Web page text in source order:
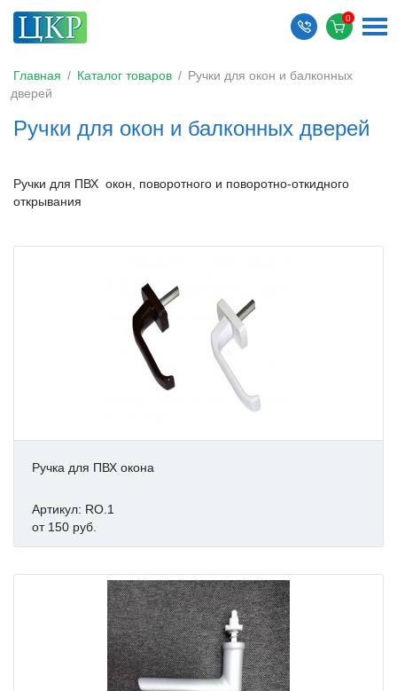
Главная / Каталог товаров / Ручки для окон и балконных
дверей
Ручки для окон и балконных дверей
Ручки для ПВХ окон, поворотного и поворотно-откидного
открывания
Ручка для ПВХ окона
Артикул: RO.1
от 150 руб.